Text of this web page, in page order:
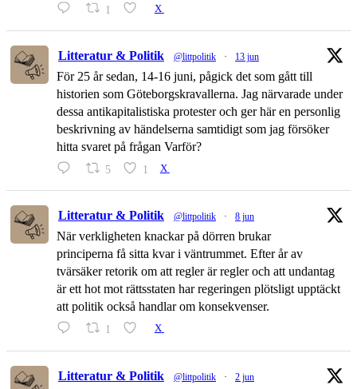
1 X
Litteratur & Politik @littpolitik · 13 jun
För 25 år sedan, 14-16 juni, pågick det som gått till
historien som Göteborgskravallerna. Jag närvarade under
dessa antikapitalistiska protester och ger här en personlig
beskrivning av händelserna samtidigt som jag försöker
hitta svaret på frågan Varför?
5 1 X
Litteratur & Politik @littpolitik · 8 jun
När verkligheten knackar på dörren brukar
principerna få sitta kvar i väntrummet. Efter år av
tvärsäker retorik om att regler är regler och att undantag
är ett hot mot rättsstaten har regeringen plötsligt upptäckt
att politik också handlar om konsekvenser.
1 X
Litteratur & Politik @littpolitik · 2 jun